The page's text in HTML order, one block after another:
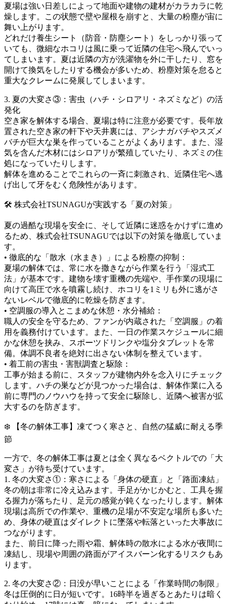
夏場は強い日差しによって地面や建物の建材がカラカラに乾
燥します。この状態で壁や屋根を崩すと、大量の粉塵が宙に
舞い上がります。
どれだけ養生シート（防音・防塵シート）をしっかり張って
いても、微細なホコリは風に乗って近隣の住宅へ飛んでいっ
てしまいます。夏は近隣の方が洗濯物を外に干したり、窓を
開けて換気をしたりする機会が多いため、粉塵対策を怠ると
重大なクレームに発展してしまいます。
3. 夏の大変さ③：害虫（ハチ・シロアリ・ネズミなど）の活
発化
空き家を解体する場合、夏場は特に注意が必要です。長年放
置された空き家の軒下や天井裏には、アシナガバチやスズメ
バチが巨大な巣を作っていることがよくあります。また、湿
気を含んだ木材にはシロアリが繁殖していたり、ネズミの住
処になっていたりします。
解体を進めることでこれらの一斉に刺激され、近隣住宅へ逃
げ出して牙をむく危険性があります。
🛠️ 株式会社TSUNAGUが実践する「夏の対策」
夏の過酷な現場を安全に、そして近隣に迷惑をかけずに進め
るため、株式会社TSUNAGUでは以下の対策を徹底していま
す。
• 徹底的な「散水（水まき）」による粉塵の抑制：
夏場の解体では、常に水を撒きながら作業を行う「湿式工
法」が基本です。建物を壊す重機の先端や、手作業の現場に
向けて高圧で水を噴霧し続け、ホコリを1ミリも外に逃がさ
ないレベルで徹底的に乾燥を防ぎます。
• 空調服の導入とこまめな休憩・水分補給：
職人の安全を守るため、ファンが内蔵された「空調服」の着
用を義務付けています。また、一日の作業スケジュールに細
かな休憩を挟み、スポーツドリンクや塩分タブレットを常
備。体調不良者を絶対に出さない体制を整えています。
• 着工前の害虫・害獣調査と駆除：
工事が始まる前に、スタッフが建物内外を念入りにチェック
します。ハチの巣などが見つかった場合は、解体作業に入る
前に専門のノウハウを持って安全に駆除し、近隣へ被害が拡
大するのを防ぎます。
❄️ 【冬の解体工事】凍てつく寒さと、自然の猛威に耐える季
節
一方で、冬の解体工事は夏とは全く異なるベクトルでの「大
変さ」が待ち受けています。
1. 冬の大変さ①：寒さによる「身体の硬直」と「路面凍結」
冬の朝は非常に冷え込みます。手足がかじかむと、工具を握
る握力が落ちたり、足元の感覚が鈍くなったりします。解体
現場は高所での作業や、重機の足場が不安定な場所も多いた
め、身体の硬直はダイレクトに墜落や転落といった大事故に
つながります。
また、前日に降った雨や霜、解体時の散水による水が夜間に
凍結し、現場や周囲の路面がアイスバーン化するリスクもあ
ります。
2. 冬の大変さ②：日没が早いことによる「作業時間の制限」
冬は圧倒的に日が短いです。16時半を過ぎるとあたりは暗く